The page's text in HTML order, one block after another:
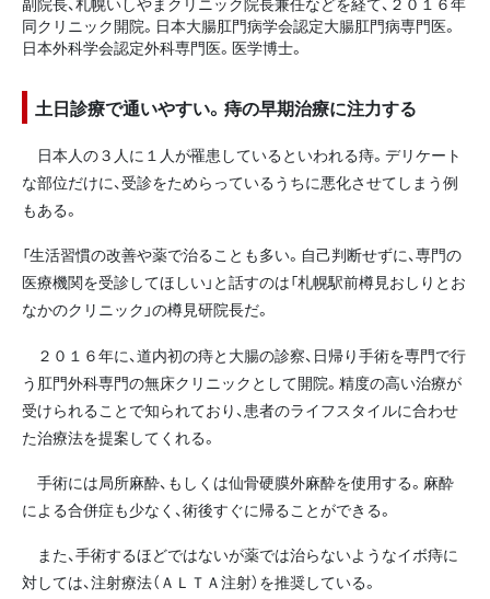
同クリニック開院。日本大腸肛門病学会認定大腸肛門病専門医。
日本外科学会認定外科専門医。医学博士。
土日診療で通いやすい。痔の早期治療に注力する
日本人の３人に１人が罹患しているといわれる痔。デリケート
な部位だけに、受診をためらっているうちに悪化させてしまう例
もある。
「生活習慣の改善や薬で治ることも多い。自己判断せずに、専門の
医療機関を受診してほしい」と話すのは「札幌駅前樽見おしりとお
なかのクリニック」の樽見研院長だ。
２０１６年に、道内初の痔と大腸の診察、日帰り手術を専門で行
う肛門外科専門の無床クリニックとして開院。精度の高い治療が
受けられることで知られており、患者のライフスタイルに合わせ
た治療法を提案してくれる。
手術には局所麻酔、もしくは仙骨硬膜外麻酔を使用する。麻酔
による合併症も少なく、術後すぐに帰ることができる。
また、手術するほどではないが薬では治らないようなイボ痔に
対しては、注射療法（ＡＬＴＡ注射）を推奨している。